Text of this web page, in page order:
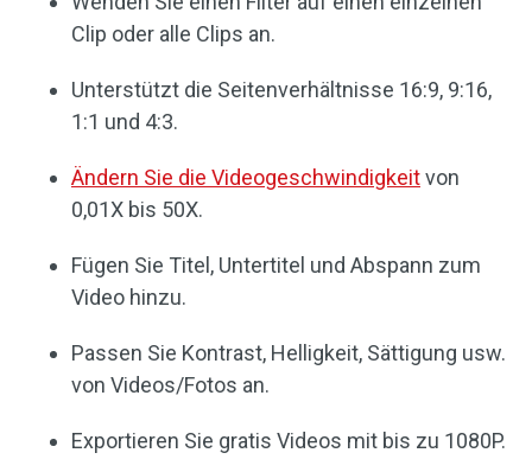
Clip oder alle Clips an.
Unterstützt die Seitenverhältnisse 16:9, 9:16,
1:1 und 4:3.
Ändern Sie die Videogeschwindigkeitvon
0,01X bis 50X.
Fügen Sie Titel, Untertitel und Abspann zum
Video hinzu.
Passen Sie Kontrast, Helligkeit, Sättigung usw.
von Videos/Fotos an.
Exportieren Sie gratis Videos mit bis zu 1080P.